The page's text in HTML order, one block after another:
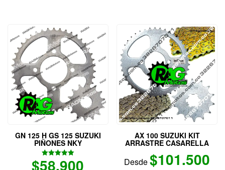
es:
GN 125 H GS 125 SUZUKI
PIÑONES NKY
Valorado
con
$58.900
AX 100 SUZUKI KIT
ARRASTRE CASARELLA
Desde$101.500